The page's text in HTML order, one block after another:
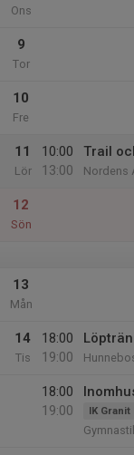
Ons
9
Tor
10
Fre
11
Lör
10:00
13:00
Trail
Nordens
12
Sön
13
Mån
14
Tis
18:00
19:00
18:00
19:00
IK